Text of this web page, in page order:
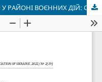
НАСИЛЬСТВО НАД НАСЕЛЕННЯМ У РАЙОНІ ВОЄННИХ ДІЙ: СПІРНІ ПИТАННЯ ЗМІСТУ ЗЛОЧИНУ